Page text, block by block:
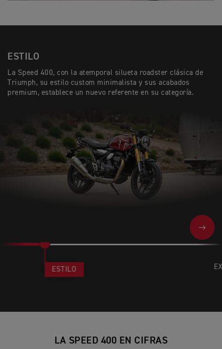
ESTILO
La Speed 400, con la atemporal silueta roadster clásica de
Triumph, su estilo custom minimalista y sus acabados
premium, establece un nuevo referente en su categoría.
NEXT
ESTILO
LA SPEED 400 EN CIFRAS